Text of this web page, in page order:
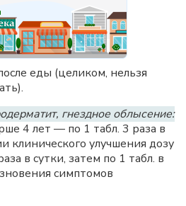
еды (целиком, нельзя
гнездное облысение:
4 лет — по 1 табл. 3 раза в
клинического улучшения дозу
в сутки, затем по 1 табл. в
симптомов